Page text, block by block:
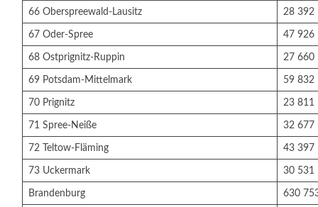
66 Oberspreewald-Lausitz 28 392
67 Oder-Spree 47 926
68 Ostprignitz-Ruppin 27 660
69 Potsdam-Mittelmark 59 832
70 Prignitz 23 811
71 Spree-Neiße 32 677
72 Teltow-Fläming 43 397
73 Uckermark 30 531
Brandenburg 630